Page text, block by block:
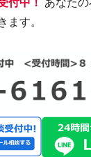
付中！
あなた
ます。